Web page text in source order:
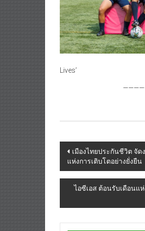
Lives’
Post
navigation
เมืองไทยประกันชีวิต จัดง
แห่งการเติบโตอย่างยั่งยืน
ไอซีเอส ต้อนรับเดือนแ